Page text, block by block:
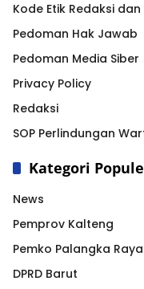
Kode Etik Redaksi
Pedoman Hak Jawab
Pedoman Media Siber
Privacy Policy
Redaksi
SOP Perlindungan
Kategori
News
Pemprov Kalteng
Pemko Palangka Raya
DPRD Barut